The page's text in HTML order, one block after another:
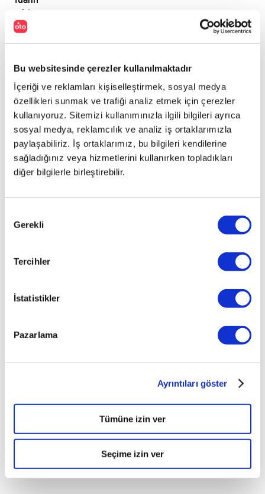
Bu websitesinde çerezler kullanılmaktadır
İçeriği ve reklamları kişiselleştirmek, sosyal medya
özellikleri sunmak ve trafiği analiz etmek için çerezler
kullanıyoruz. Sitemizi kullanımınızla ilgili bilgileri ayrıca
sosyal medya, reklamcılık ve analiz iş ortaklarımızla
paylaşabiliriz. İş ortaklarımız, bu bilgileri kendilerine
sağladığınız veya hizmetlerini kullanırken topladıkları
diğer bilgilerle birleştirebilir.
Seçimi
Gerekli
Tercihler
İstatistikler
Pazarlama
Ayrıntıları göster
Tümüne izin ver
Seçime izin ver
yıldızı
olabilecek
Smart,
Audi
ve
Honda
olacağı
öngörülüyor.
PAYLAŞ